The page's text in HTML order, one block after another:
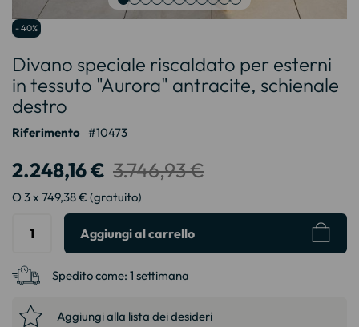
Vai
della
galleria
di
immagini
- 40%
Divano speciale riscaldato per esterni
in tessuto "Aurora" antracite, schienale
destro
Riferimento 10473
2.248,16 € 3.746,93 €
O 3 x 749,38 € (gratuito)
Aggiungi al carrello
Spedito come: 1 settimana
Aggiungi alla lista dei desideri